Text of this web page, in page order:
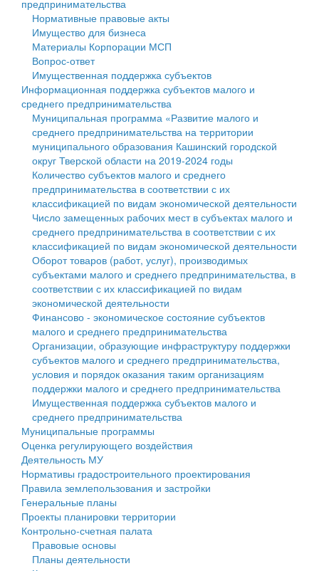
Государственные услуги
Промышленность и АПК
Экономика и бизнес
...
Символика
Устав
Гостям округа
Туризм
Культура
Образование
Здравоохранение
Социальная защита
Фотоальбом
муниципального округа Тверской области
Администрация Кашинского муниципального округа
Тверской области
Управление сельскими территориями
Открытые данные
Работа с обращениями граждан
Муниципальный контроль
Муниципальные услуги
Проекты административных регламентов
Антимонопольный комплаенс
Противодействие коррупции
Финансовое управление
Бюджет для граждан
Имущество
Выявление правообладателей ранее учтенных
объектов недвижимости
Имущественная поддержка субъектов малого и
среднего предпринимательства
Информационная поддержка субъектов малого и
среднего предпринимательства
Муниципальные программы
Контрольно-счетная палата
Персональные данные
Оценка регулирующего воздействия
Деятельность МУ
Нормативы градостроительного проектирования
Правила землепользования и застройки
Генеральные планы
Проекты планировки территории
Собрание депутатов
Городское поселение
предпринимательства
Нормативные правовые акты
Имущество для бизнеса
Материалы Корпорации МСП
Вопрос-ответ
Имущественная поддержка субъектов
Информационная поддержка субъектов малого и
среднего предпринимательства
Муниципальная программа «Развитие малого и
среднего предпринимательства на территории
муниципального образования Кашинский городской
округ Тверской области на 2019-2024 годы
Количество субъектов малого и среднего
предпринимательства в соответствии с их
классификацией по видам экономической деятельности
Число замещенных рабочих мест в субъектах малого и
среднего предпринимательства в соответствии с их
классификацией по видам экономической деятельности
Оборот товаров (работ, услуг), производимых
субъектами малого и среднего предпринимательства, в
соответствии с их классификацией по видам
экономической деятельности
Финансово - экономическое состояние субъектов
малого и среднего предпринимательства
Организации, образующие инфраструктуру поддержки
субъектов малого и среднего предпринимательства,
условия и порядок оказания таким организациям
поддержки малого и среднего предпринимательства
Имущественная поддержка субъектов малого и
среднего предпринимательства
Муниципальные программы
Оценка регулирующего воздействия
Деятельность МУ
Нормативы градостроительного проектирования
Правила землепользования и застройки
Генеральные планы
Проекты планировки территории
Контрольно-счетная палата
Правовые основы
Планы деятельности